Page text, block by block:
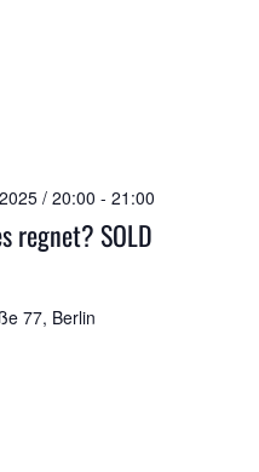
regnet? SOLD
/ 20:00 - 21:00
77, Berlin